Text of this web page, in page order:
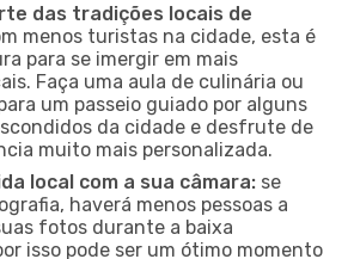
das tradições locais de
menos turistas na cidade, esta é
para se imergir em mais
Faça uma aula de culinária ou
um passeio guiado por alguns
da cidade e desfrute de
muito mais personalizada.
local com a sua câmara: se
haverá menos pessoas a
fotos durante a baixa
isso pode ser um ótimo momento